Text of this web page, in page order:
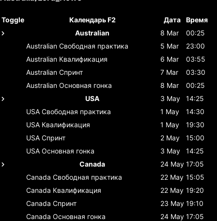
Toggle Календарь F2 Дата
Время
Australian
8 Mar
00:25
Australian Свободная практика 5 Mar
23:00
Australian Квалификация 6 Mar
03:55
Australian Спринт 7 Mar
03:30
Australian Основная гонка 8 Mar
00:25
USA
3 May
14:25
USA Свободная практика 1 May
14:30
USA Квалификация 1 May
19:30
USA Спринт 2 May
15:00
USA Основная гонка 3 May
14:25
Canada
24 May 17:05
Canada Свободная практика 22 May 15:05
Canada Квалификация 22 May 19:20
Canada Спринт 23 May 19:10
Canada Основная гонка 24 May 17:05